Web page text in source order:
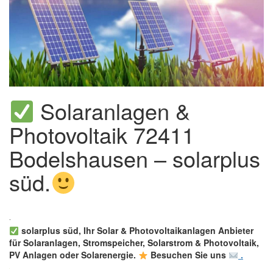
Solaranlagen &
Photovoltaik 72411
Bodelshausen – solarplus
süd.
solarplus süd, Ihr Solar & Photovoltaikanlagen Anbieter
für Solaranlagen, Stromspeicher, Solarstrom & Photovoltaik,
PV Anlagen oder Solarenergie.
Besuchen Sie uns .